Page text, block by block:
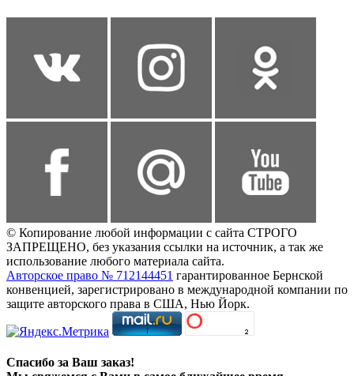
© Копирование любой информации с сайта СТРОГО
ЗАПРЕЩЕНО, без указания ссылки на источник, а так же
использование любого материала сайта.
Авторское право № 712144451 гарантированное Бернской
конвенцией, зарегистрировано в международной компании по
защите авторского права в США, Нью Йорк.
Спасибо за Ваш заказ!